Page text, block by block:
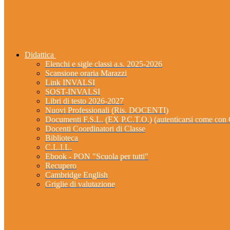
Didattica
Elenchi e sigle classi a.s. 2025-2026
Scansione oraria Marazzi
Link INVALSI
SOST-INVALSI
Libri di testo 2026-2027
Nuovi Professionali (Ris. DOCENTI)
Documenti F.S.L. (EX P.C.T.O.) (autenticarsi come
Docenti Coordinatori di Classe
Biblioteca
C.L.I.L.
Ebook - PON "Scuola per tutti"
Recupero
Cambridge English
Griglie di valutazione